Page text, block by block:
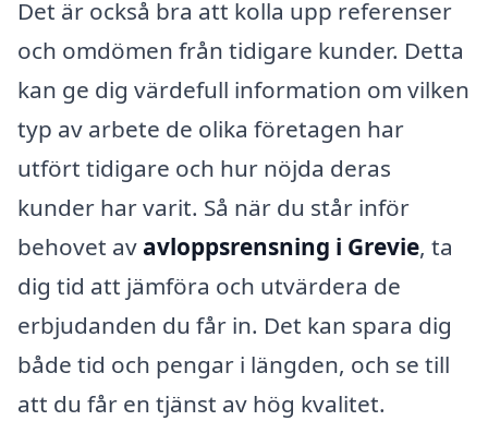
Det är också bra att kolla upp referenser
och omdömen från tidigare kunder. Detta
kan ge dig värdefull information om vilken
typ av arbete de olika företagen har
utfört tidigare och hur nöjda deras
kunder har varit. Så när du står inför
behovet av avloppsrensning i Grevie, ta
dig tid att jämföra och utvärdera de
erbjudanden du får in. Det kan spara dig
både tid och pengar i längden, och se till
att du får en tjänst av hög kvalitet.